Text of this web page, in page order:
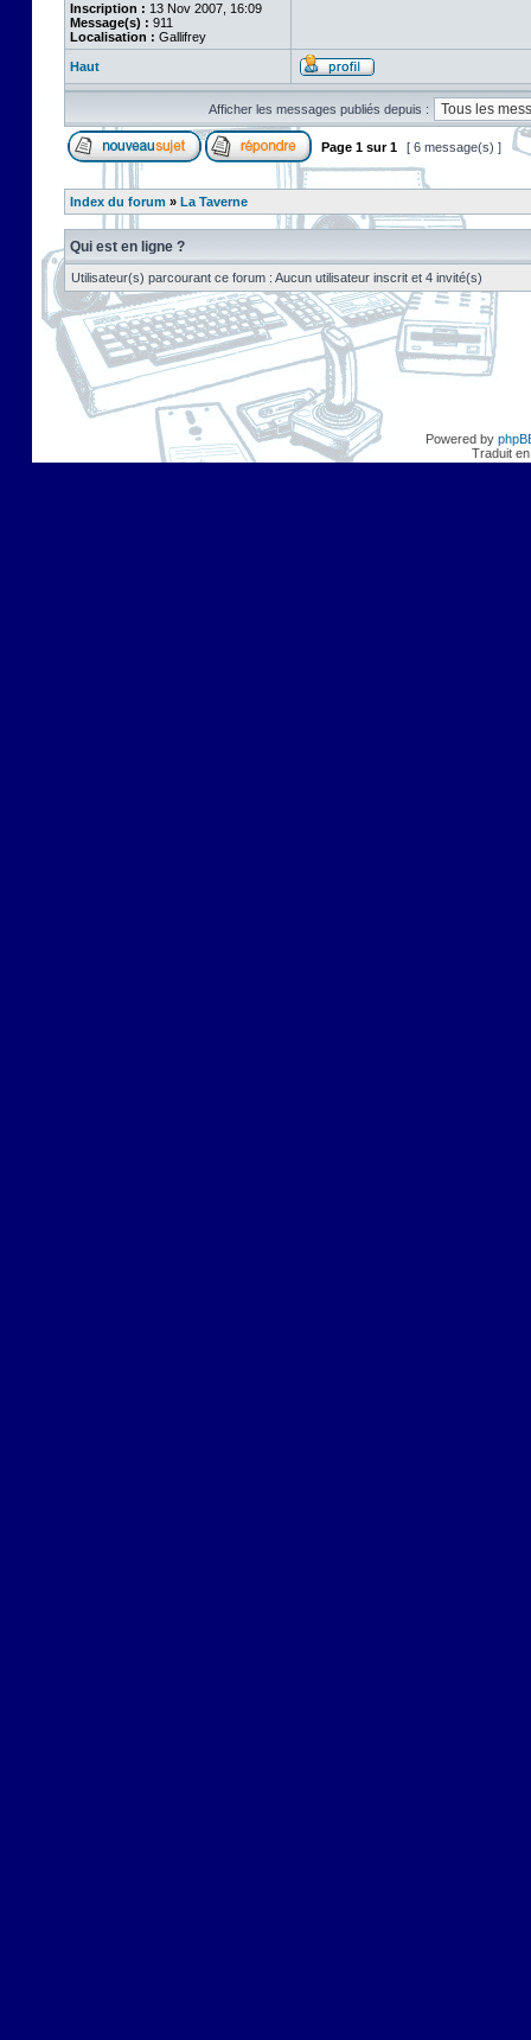
Inscription : 13 Nov 2007, 16:09
Message(s) : 911
Localisation : Gallifrey
Haut
Afficher les messages publiés depuis :
Page 1 sur1 [ 6 message(s) ]
Index du forum » La Taverne
Qui est en ligne ?
Utilisateur(s) parcourant ce forum : Aucun utilisateur inscrit et 4 invité(s)
Powered by
Traduit